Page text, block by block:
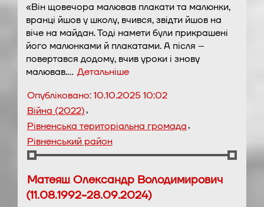
«Він щовечора малював плакати та малюнки,
вранці йшов у школу, вчився, звідти йшов на
віче на майдан. Тоді намети були прикрашені
його малюнками й плакатами. А після –
повертався додому, вчив уроки і знову
малював.… Детальніше
Опубліковано:10.10.2025 10:02
Війна (2022),
Рівненська територіальна громада,
Рівненський район
Матеяш Олександр Володимирович
(11.08.1992-28.09.2024)